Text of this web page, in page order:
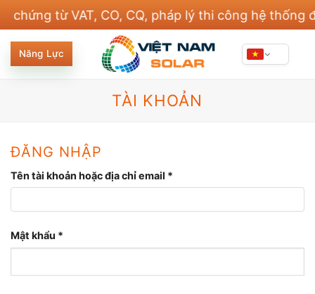
nội
dung
từ VAT, CO, CQ, pháp lý thi công hệ thống điện
Năng Lực
TÀI KHOẢN
ĐĂNG NHẬP
Tên tài khoản hoặc địa chỉ email *
buộc
Mật khẩu *
buộc